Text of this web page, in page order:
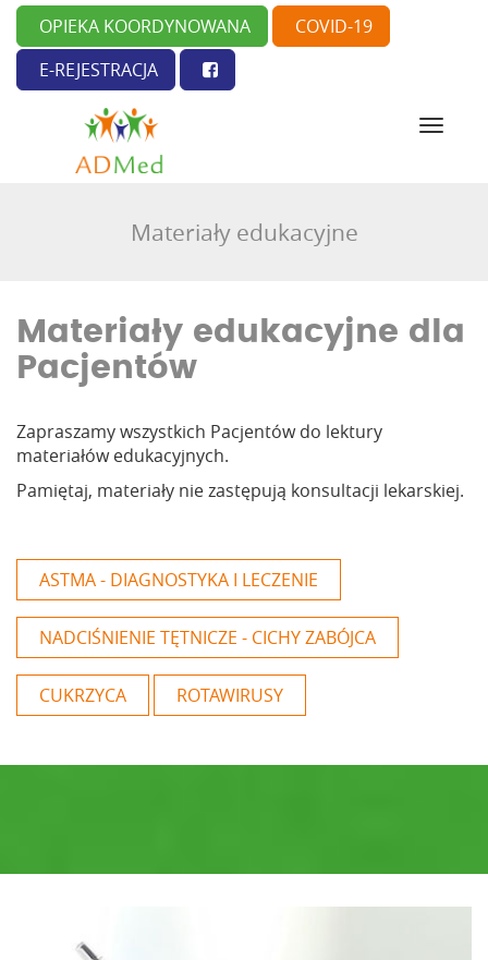
OPIEKA KOORDYNOWANA
COVID-19
E-REJESTRACJA
N
a
Materiały edukacyjne
Materiały edukacyjne dla
Pacjentów
Zapraszamy wszystkich Pacjentów do lektury
materiałów edukacyjnych.
Pamiętaj, materiały nie zastępują konsultacji lekarskiej.
ASTMA - DIAGNOSTYKA I LECZENIE
NADCIŚNIENIE TĘTNICZE - CICHY ZABÓJCA
CUKRZYCA ROTAWIRUSY